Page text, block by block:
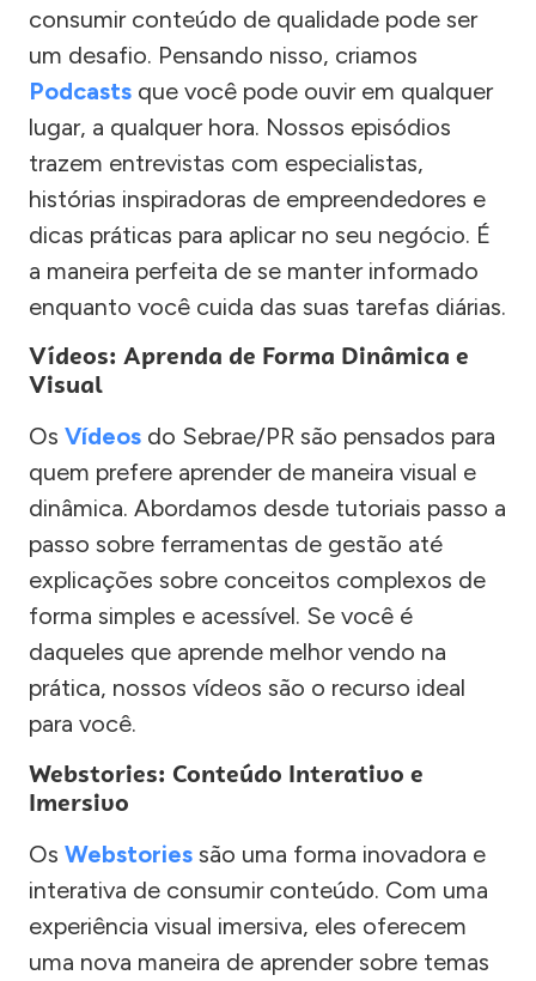
consumir conteúdo de qualidade pode ser
um desafio. Pensando nisso, criamos
Podcasts que você pode ouvir em qualquer
lugar, a qualquer hora. Nossos episódios
trazem entrevistas com especialistas,
histórias inspiradoras de empreendedores e
dicas práticas para aplicar no seu negócio. É
a maneira perfeita de se manter informado
enquanto você cuida das suas tarefas diárias.
Vídeos: Aprenda de Forma Dinâmica e
Visual
Os Vídeos do Sebrae/PR são pensados para
quem prefere aprender de maneira visual e
dinâmica. Abordamos desde tutoriais passo a
passo sobre ferramentas de gestão até
explicações sobre conceitos complexos de
forma simples e acessível. Se você é
daqueles que aprende melhor vendo na
prática, nossos vídeos são o recurso ideal
para você.
Webstories: Conteúdo Interativo e
Imersivo
Os Webstories são uma forma inovadora e
interativa de consumir conteúdo. Com uma
experiência visual imersiva, eles oferecem
uma nova maneira de aprender sobre temas